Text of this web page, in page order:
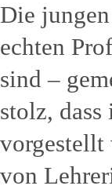
Die
echten
sind –
stolz,
vorgestellt
von